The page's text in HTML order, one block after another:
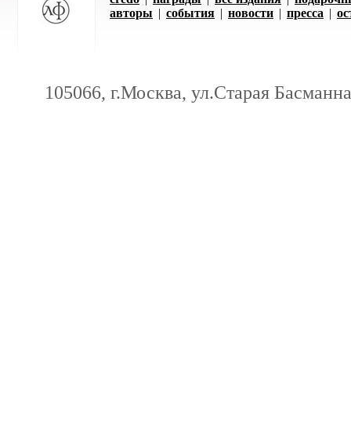
авторы | события | новости | пресса |
105066, г.Москва, ул.Старая